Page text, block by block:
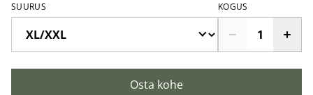
SUURUS KOGUS
Osta kohe